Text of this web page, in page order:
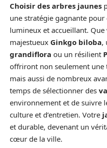
Choisir des arbres jaunes
une stratégie gagnante
lumineux et accueillant.
majestueux Ginkgo biloba,
grandiflora ou un résilient
offriront non seulement une
mais aussi de nombreux
temps de sélectionner des
environnement et de suivre
culture et d’entretien. Votre
et durable, devenant un
cœur de la ville.